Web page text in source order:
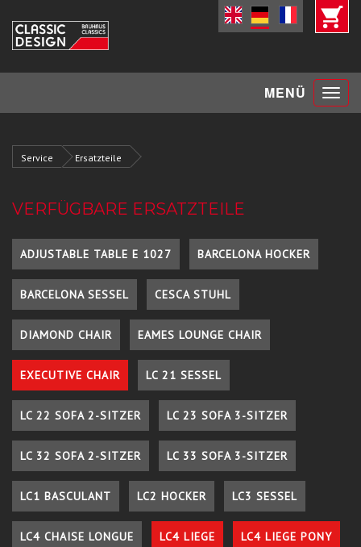
MENÜ Toggle
Service Ersatzteile
VERFÜGBARE ERSATZTEILE
ADJUSTABLE TABLE E 1027 BARCELONA HOCKER
BARCELONA SESSEL CESCA STUHL
DIAMOND CHAIR EAMES LOUNGE CHAIR
EXECUTIVE CHAIR LC 21 SESSEL
LC 22 SOFA 2-SITZER LC 23 SOFA 3-SITZER
LC 32 SOFA 2-SITZER LC 33 SOFA 3-SITZER
LC1 BASCULANT LC2 HOCKER LC3 SESSEL
LC4 CHAISE LONGUE LC4 LIEGE LC4 LIEGE PONY